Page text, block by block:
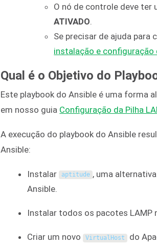
O nó de controle deve ter
ATIVADO.
Se precisar de ajuda
instalação e configuração
Qual é o Objetivo do
Este playbook do Ansible é uma forma
em nosso guia Configuração da Pilha
A execução do playbook do Ansible
Ansible:
Instalar aptitude , uma
Ansible.
Instalar todos os pacotes LAMP
Criar um novo VirtualHost do